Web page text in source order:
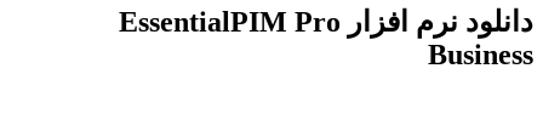
دانلود نرم افزار EssentialPIM Pro
Business